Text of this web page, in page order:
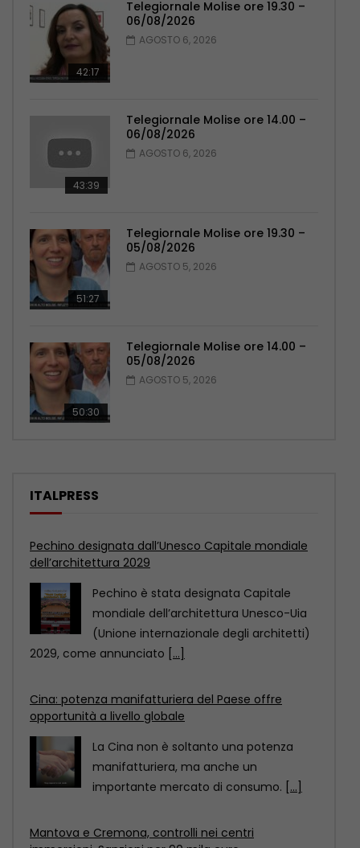
42:17
Telegiornale Molise ore 19.30 –
06/08/2026
AGOSTO 6, 2026
43:39
Telegiornale Molise ore 14.00 –
06/08/2026
AGOSTO 6, 2026
51:27
Telegiornale Molise ore 19.30 –
05/08/2026
AGOSTO 5, 2026
50:30
Telegiornale Molise ore 14.00 –
05/08/2026
AGOSTO 5, 2026
ITALPRESS
Cina: potenza manifatturiera del Paese offre
opportunità a livello globale
La Cina non è soltanto una potenza
manifatturiera, ma anche un
importante mercato di consumo.[...]
immersioni. Sanzioni per 90 mila euro
COMO (ITALPRESS) – Venti centri
immersioni, sui Laghi Maggiore, di
Lugano, di Como, d’Orta, d’Iseo
dell’architettura 2029